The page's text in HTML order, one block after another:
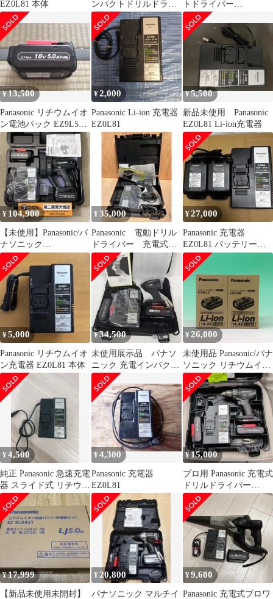
EZ0L81 本体
ンパクトドリルドライ
バー EZ7542
トドライバー
EZ75A7LJ2G-H
¥13,500
Panasonic リチウムイオ
ン電池パック EZ9L54
18V5.0Ah ①
¥2,000
Panasonic Li-ion 充電器
EZ0L81
¥5,500
新品未使用 Panasonic
EZ0L81 Li-ion充電器
¥ 104,900
【未使用】Panasonic/パ
ナソニック
EZ45A9LJ2G-B 18V充
電全ネジカッター
【203】
¥ 35,000
Panasonic 電動ドリル
ドライバー 充電式
18V 5Ah 電池パック
なし EZ1DD1J18D-B
¥27,000
Panasonic 充電器
EZ0L81 バッテリー
EZ9L54 2個
¥5,000
Panasonic リチウムイオ
ン充電器 EZ0L81 本体
¥34,500
未使用展示品 パナソ
ニック 充電インパクト
ドライバー
EZ75A7LS2F-B
¥26,000
未使用品 Panasonic/パナ
ソニック リチウムイオ
ン電池パック ２個セッ
ト LJタイプ EZ9L48
/14.4V /5.0Ah
¥4,500
純正 Panasonic 急速充電
器 スライド式 リチウム
イオン EZOL81
¥4,300
Panasonic 充電器
EZ0L81
¥15,000
プロ用 Panasonic 充電式
ドリルドライバー
EZ74A2
¥17,999
【新品未使用未開封】
¥ 20,800
パナソニック マルチイ
¥9,600
Panasonic 充電式ブロワ